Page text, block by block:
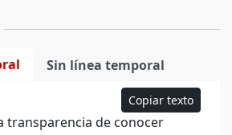
Sin línea temporal
Copiar texto
transparencia de conocer